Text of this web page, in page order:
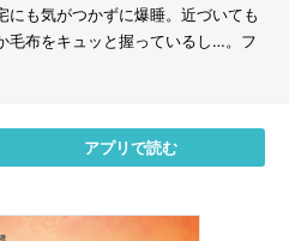
も気がつかずに爆睡。近づいても
毛布をキュッと握っているし…。フ
アプリで読む